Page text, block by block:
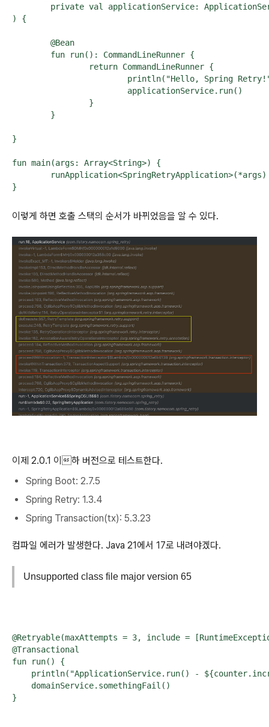
) {
}
fun main(args: Array<String>) {
}
이렇게 하면 호출 스택의 순서가 바뀌었음을 알 수 있다.
이제 2.0.1 이하 버전으로 테스트한다.
Spring Boot: 2.7.5
Spring Retry: 1.3.4
Spring Transaction(tx): 5.3.23
컴파일 에러가 발생한다. Java 21에서 17로 내려야겠다.
Unsupported class file major version 65
@Retryable(maxAttempts = 3, include =
@Transactional
fun run() {
println("ApplicationService.run() -
    domainService.somethingFail()
}